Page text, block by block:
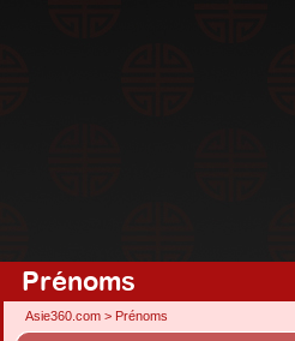
Prénoms
Asie360.com > Prénoms